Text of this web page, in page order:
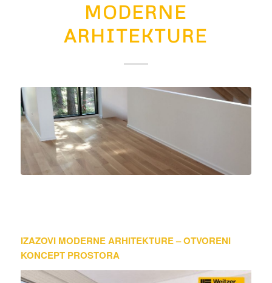
MODERNE
ARHITEKTURE
IZAZOVI MODERNE ARHITEKTURE – OTVORENI
KONCEPT PROSTORA